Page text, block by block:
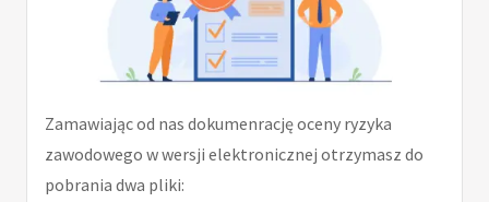
Zamawiając od nas dokumenrację oceny ryzyka
zawodowego w wersji elektronicznej otrzymasz do
pobrania dwa pliki: